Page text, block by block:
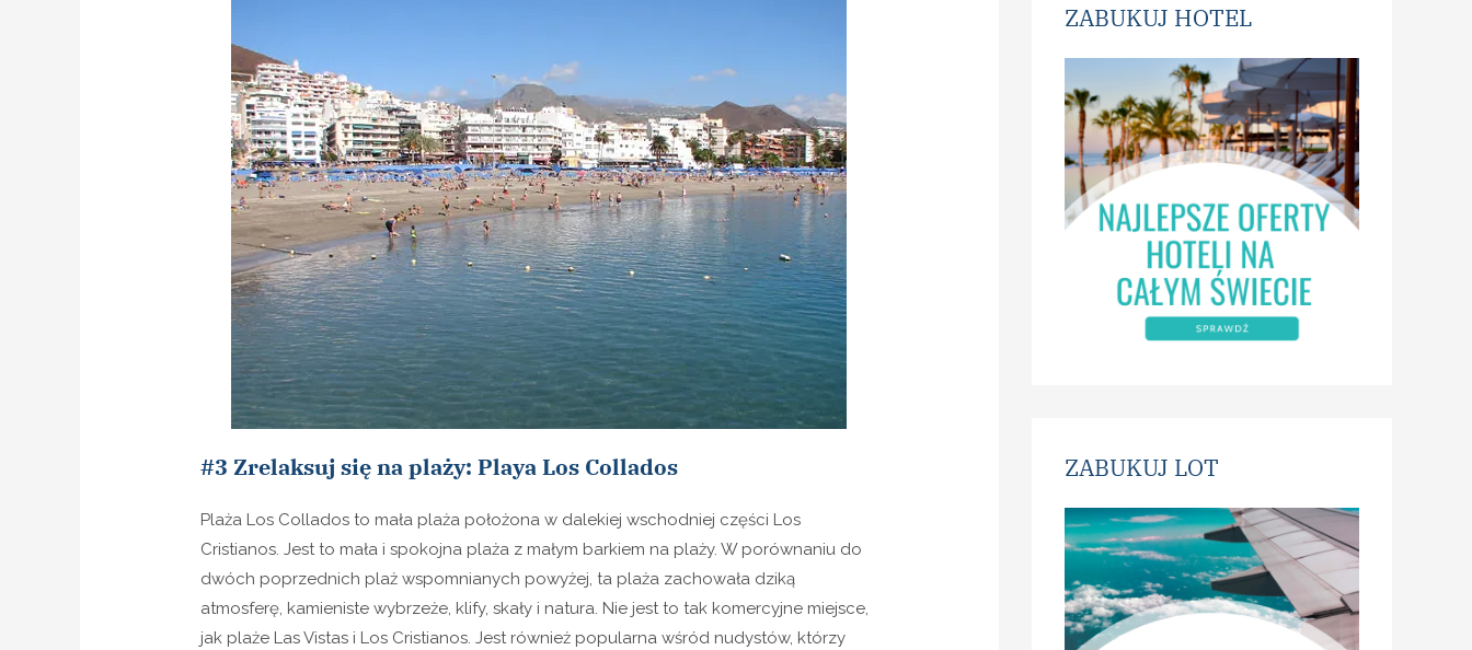
#3 Zrelaksuj się na plaży: Playa Los Collados
Plaża Los Collados to mała plaża położona w dalekiej wschodniej części Los
Cristianos. Jest to mała i spokojna plaża z małym barkiem na plaży. W porównaniu do
dwóch poprzednich plaż wspomnianych powyżej, ta plaża zachowała dziką
atmosferę, kamieniste wybrzeże, klify, skały i natura. Nie jest to tak komercyjne miejsce,
jak plaże Las Vistas i Los Cristianos. Jest również popularna wśród nudystów, którzy
ZABUKUJ HOTEL
ZABUKUJ LOT